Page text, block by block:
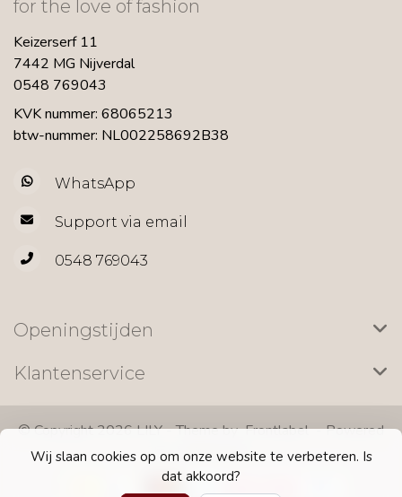
Wij slaan cookies op om onze website te verbeteren. Is
dat akkoord?
for the love of fashion
Keizerserf 11
7442 MG Nijverdal
0548 769043
KVK nummer: 68065213
btw-nummer: NL002258692B38
WhatsApp
Support via email
0548 769043
Openingstijden
Klantenservice
© Copyright 2026 LILY - Theme byFrontlabel- Powered
byLightspeed